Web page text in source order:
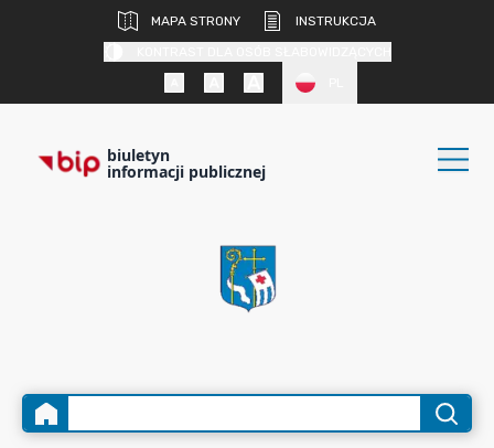
MAPA STRONY
INSTRUKCJA
biuletyn
informacji publicznej